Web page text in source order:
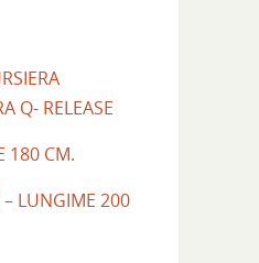
Q- RELEASE
180 CM.
– LUNGIME 200